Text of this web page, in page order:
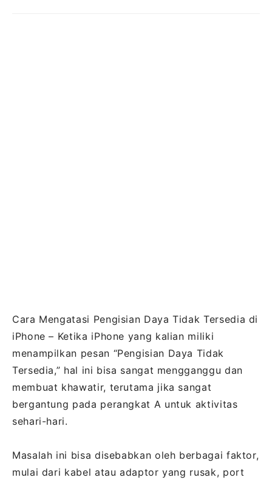
Cara Mengatasi Pengisian Daya Tidak Tersedia di
iPhone – Ketika iPhone yang kalian miliki
menampilkan pesan “Pengisian Daya Tidak
Tersedia,” hal ini bisa sangat mengganggu dan
membuat khawatir, terutama jika sangat
bergantung pada perangkat A untuk aktivitas
sehari-hari.
Masalah ini bisa disebabkan oleh berbagai faktor,
mulai dari kabel atau adaptor yang rusak, port